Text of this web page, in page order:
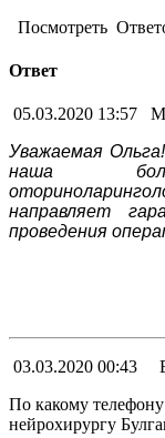
Посмотреть
Ответ
05.03.2020 13:57
Уважаемая
наша
направляет
проведения
03.03.2020 00:43
По какому
нейрохирургу